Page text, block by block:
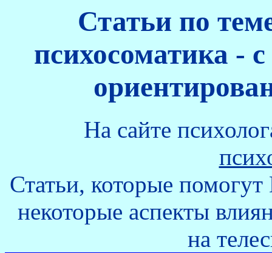
Статьи по
психосоматика -
На сайте
Статьи, которые
некоторые аспекты
на